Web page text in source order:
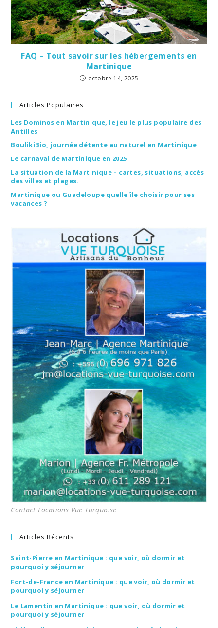
FAQ – Tout savoir sur les hébergements en
Martinique
octobre 14, 2025
Articles Populaires
Les Dominos en Martinique, le jeu le plus populaire des
Antilles
BoulikiBio, journée détente au naturel en Martinique
Le carnaval de Martinique en 2025
La situation de la Martinique – cartes, situations, accès
des villes et plages.
Martinique ou Guadeloupe quelle île choisir pour ses
vacances ?
Contact Locations Vue Turquoise
Articles Récents
Saint-Pierre en Martinique : que voir, où dormir et
pourquoi y séjourner
Fort-de-France en Martinique : que voir, où dormir et
pourquoi y séjourner
Le Lamentin en Martinique : que voir, où dormir et
pourquoi y séjourner